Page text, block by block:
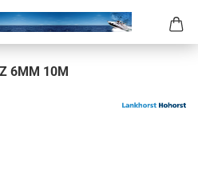
6MM 10M